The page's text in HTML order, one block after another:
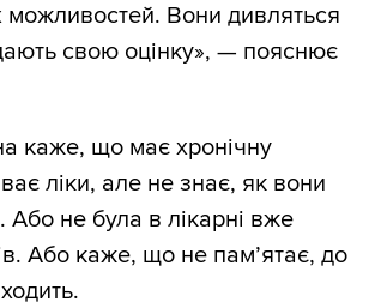
можливостей. Вони дивляться
свою оцінку», — пояснює
каже, що має хронічну
ліки, але не знає, як вони
Або не була в лікарні вже
Або каже, що не пам’ятає, до